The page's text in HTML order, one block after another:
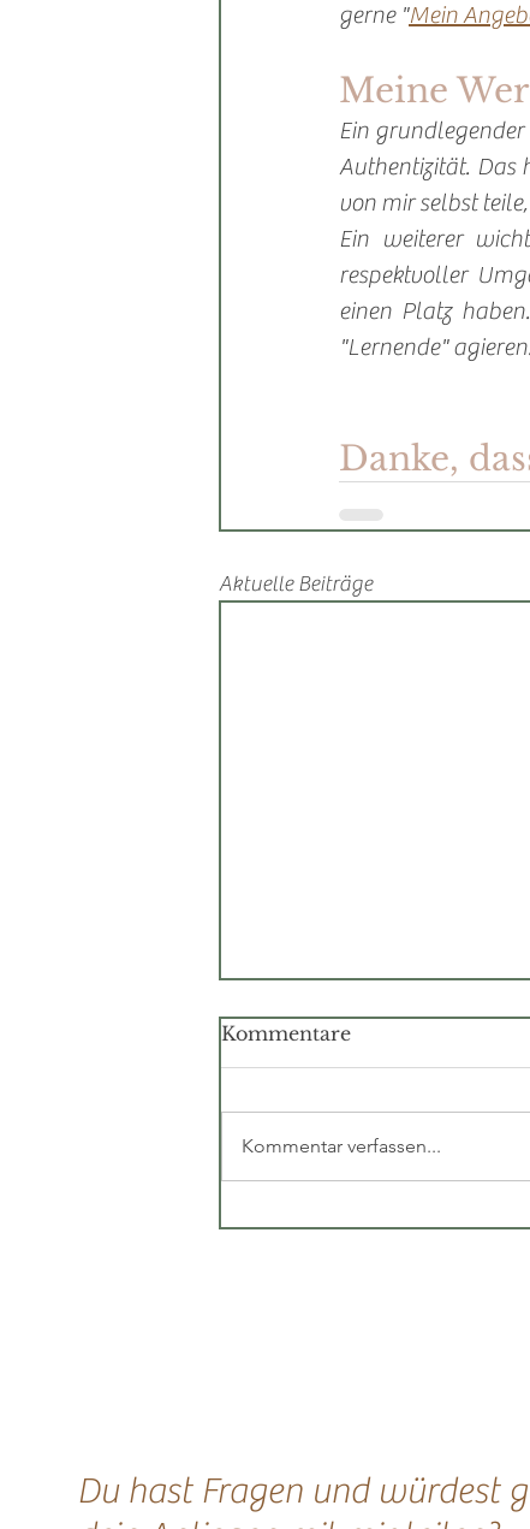
gerne "Mein
Meine
Ein
Authentizität. Das
von mir selbst
Ein weiterer
respektvoller
einen Platz
"Lernende"
Danke,
Aktuelle Beiträge
Kommentare
Kommentar verfassen...
Du hast Fragen und würdest